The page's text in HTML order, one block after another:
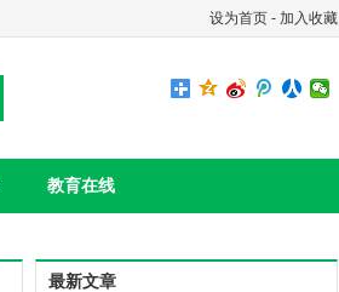
设为首页 - 加入收藏
教育在线
最新文章